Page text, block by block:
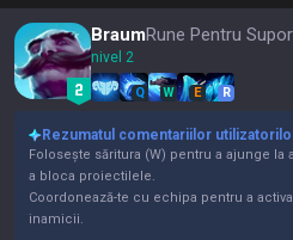
Braum
nivel 2
Q W E R
Rezumatul comentariilor
Folosește săritura (W) pentru a ajunge la
a bloca proiectilele.
Coordonează-te cu echipa pentru a
inamicii.